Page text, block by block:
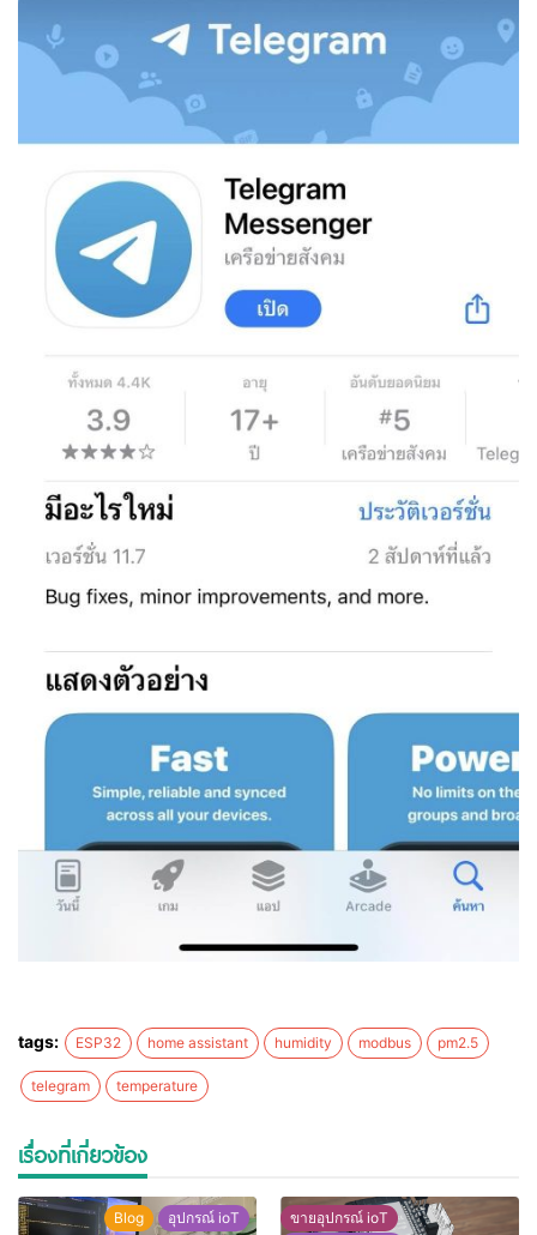
tags: ESP32 home assistant humidity modbus pm2.5
telegram temperature
เรื่องที่เกี่ยวข้อง
Blog อุปกรณ์ ioT
ขายอุปกรณ์ ioT